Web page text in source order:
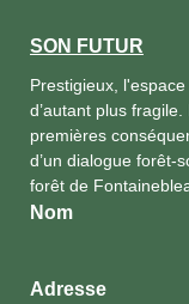
SON FUTUR
Prestigieux,
d’autant plus
premières
d’un dialogue forêt-
forêt de
Nom
Adresse